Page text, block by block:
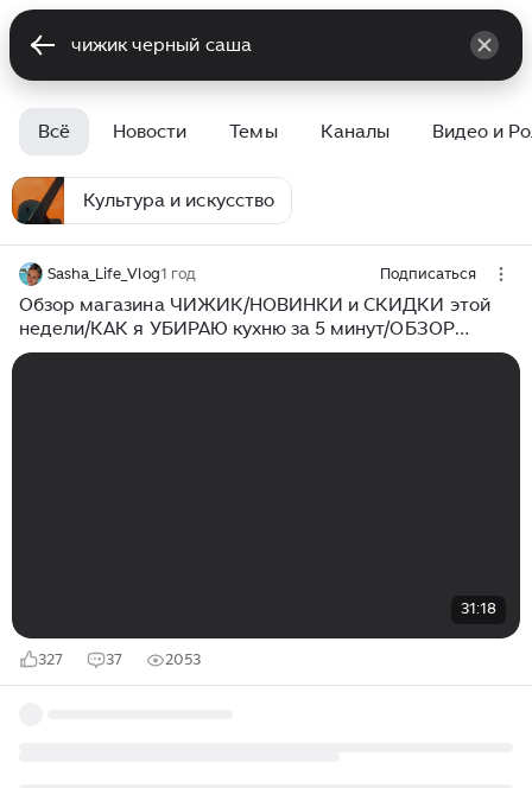
Всё Новости Темы Каналы Видео и
Культура и искусство
Sasha_Life_Vlog1 год Подписаться
Обзор магазина ЧИЖИК/НОВИНКИ и СКИДКИ этой
недели/КАК я УБИРАЮ кухню за 5 минут/ОБЗОР
ПРОДУКТОВ
31:18
327 37 2053